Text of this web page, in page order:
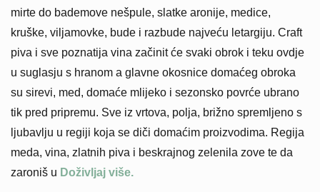
mirte do bademove nešpule, slatke aronije, medice,
kruške, viljamovke, bude i razbude najveću letargiju. Craft
piva i sve poznatija vina začinit će svaki obrok i teku ovdje
u suglasju s hranom a glavne okosnice domaćeg obroka
su sirevi, med, domaće mlijeko i sezonsko povrće ubrano
tik pred pripremu. Sve iz vrtova, polja, brižno spremljeno s
ljubavlju u regiji koja se diči domaćim proizvodima. Regija
meda, vina, zlatnih piva i beskrajnog zelenila zove te da
zaroniš u Doživljaj više.